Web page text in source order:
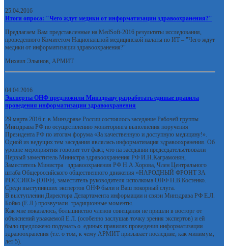
25.04.2016
Итоги опроса: "Чего ждут медики от информатизации здравоохранения?"
Предлагаем Вам представленные на MedSoft-2016 результаты исследования,
проведенного Комитетом Национальной медицинской палаты по ИТ – "Чего ждут
медики от информатизации здравоохранения?"
Михаил Эльянов, АРМИТ
04.04.2016
Эксперты ОНФ предложили Минздраву разработать единые правила
проведения информатизации здравоохранения
29 марта 2016 г. в Минздраве России состоялось заседание Рабочей группы
Минздрава РФ по осуществлению мониторинга выполнения поручения
Президента РФ по итогам форума «За качественную и доступную медицину!».
Одной из ведущих тем заседания являлась информатизация здравоохранения. Об
уровне мероприятия говорит тот факт, что на заседании председательствовали
Первый заместитель Министра здравоохранения РФ И.Н.Каграмонян,
Заместитель Министра здравоохранения РФ Н.А.Хорова, Член Центрального
штаба Общероссийского общественного движения «НАРОДНЫЙ ФРОНТ ЗА
РОССИЮ» (ОНФ), заместитель руководителя исполкома ОНФ Н.В.Костенко.
Среди выступивших экспертов ОНФ были и Ваш покорный слуга.
В выступлении Директора Департамента информации и связи Минздрава РФ Е.Л.
Бойко (Е.Л.) прозвучали традиционные моменты.
Как мне показалось, большинство членов совещания не пришли в восторг от
объяснений уважаемой Е.Л. (особенно заслушав точку зрения экспертов) и ей
было предложено подумать о единых правилах проведения информатизации
здравоохранения (т.е. о том, к чему АРМИТ призывает последние, как минимум,
лет 5).